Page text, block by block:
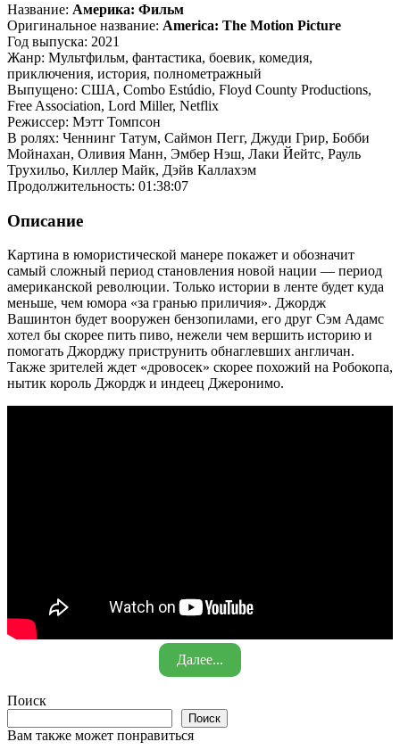
Название: Америка: Фильм
Оригинальное название: America: The Motion Picture
Год выпуска: 2021
Жанр: Мультфильм, фантастика, боевик, комедия,
приключения, история, полнометражный
Выпущено: США, Combo Estúdio, Floyd County Productions,
Free Association, Lord Miller, Netflix
Режиссер: Мэтт Томпсон
В ролях: Ченнинг Татум, Саймон Пегг, Джуди Грир, Бобби
Мойнахан, Оливия Манн, Эмбер Нэш, Лаки Йейтс, Рауль
Трухильо, Киллер Майк, Дэйв Каллахэм
Продолжительность: 01:38:07
Описание
Картина в юмористической манере покажет и обозначит
самый сложный период становления новой нации — период
американской революции. Только истории в ленте будет куда
меньше, чем юмора «за гранью приличия». Джордж
Вашинтон будет вооружен бензопилами, его друг Сэм Адамс
хотел бы скорее пить пиво, нежели чем вершить историю и
помогать Джорджу приструнить обнаглевших англичан.
Также зрителей ждет «дровосек» скорее похожий на Робокопа,
нытик король Джордж и индеец Джеронимо.
Далее...
Поиск
Поиск
Вам также может понравиться